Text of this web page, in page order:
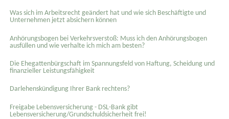
Was sich im Arbeitsrecht geändert hat und wie sich Beschäftigte und
Unternehmen jetzt absichern können
Anhörungsbogen bei Verkehrsverstoß: Muss ich den Anhörungsbogen
ausfüllen und wie verhalte ich mich am besten?
Die Ehegattenbürgschaft im Spannungsfeld von Haftung, Scheidung und
finanzieller Leistungsfähigkeit
Darlehenskündigung Ihrer Bank rechtens?
Freigabe Lebensversicherung - DSL-Bank gibt
Lebensversicherung/Grundschuldsicherheit frei!